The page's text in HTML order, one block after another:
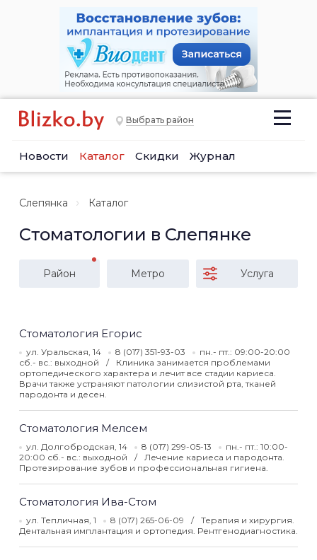
Выбрать район
Новости Каталог Скидки Журнал
Слепянка Каталог
Стоматологии в Слепянке
Район Метро Услуга
Стоматология Егорис
ул. Уральская, 14 8 (017) 351-93-03
пн.- пт.: 09:00-20:00
сб.- вс.: выходной
Клиника занимается проблемами
ортопедического характера и лечит все стадии кариеса.
Врачи также устраняют патологии слизистой рта, тканей
пародонта и десен.
Стоматология Мелсем
ул. Долгобродская, 14 8 (017) 299-05-13
пн.- пт.: 10:00-
20:00 сб.- вс.: выходной
Лечение кариеса и пародонта.
Протезирование зубов и профессиональная гигиена.
Стоматология Ива-Стом
ул. Тепличная, 1 8 (017) 265-06-09
Терапия и хирургия.
Дентальная имплантация и ортопедия. Рентгенодиагностика.